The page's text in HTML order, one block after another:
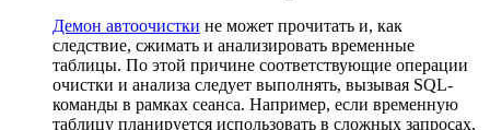
Демон автоочистки не может прочитать и, как
следствие, сжимать и анализировать временные
таблицы. По этой причине соответствующие операции
очистки и анализа следует выполнять, вызывая SQL-
команды в рамках сеанса. Например, если временную
таблицу планируется использовать в сложных запросах,